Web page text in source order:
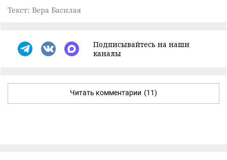
Текст: Вера Басилая
Подписывайтесь на наши
каналы
Читать комментарии (11)